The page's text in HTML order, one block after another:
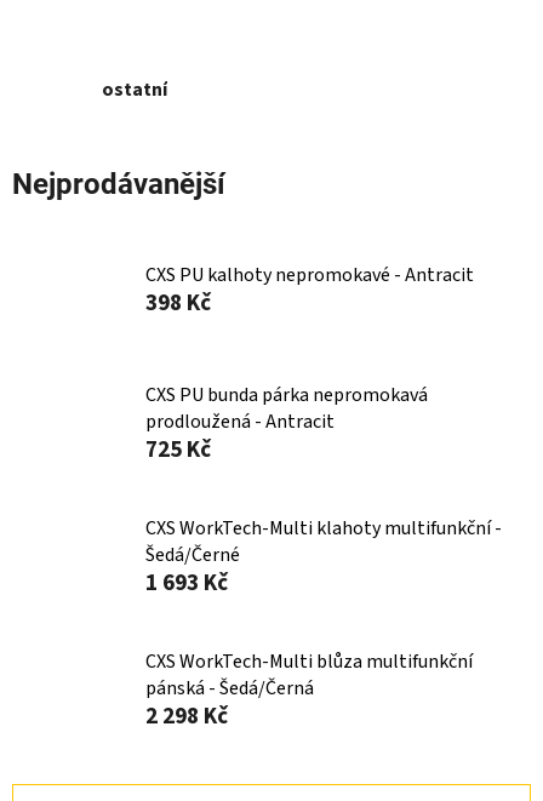
ostatní
Nejprodávanější
CXS PU kalhoty nepromokavé - Antracit
398 Kč
CXS PU bunda párka nepromokavá
prodloužená - Antracit
725 Kč
CXS WorkTech-Multi klahoty multifunkční -
Šedá/Černé
1 693 Kč
CXS WorkTech-Multi blůza multifunkční
pánská - Šedá/Černá
2 298 Kč